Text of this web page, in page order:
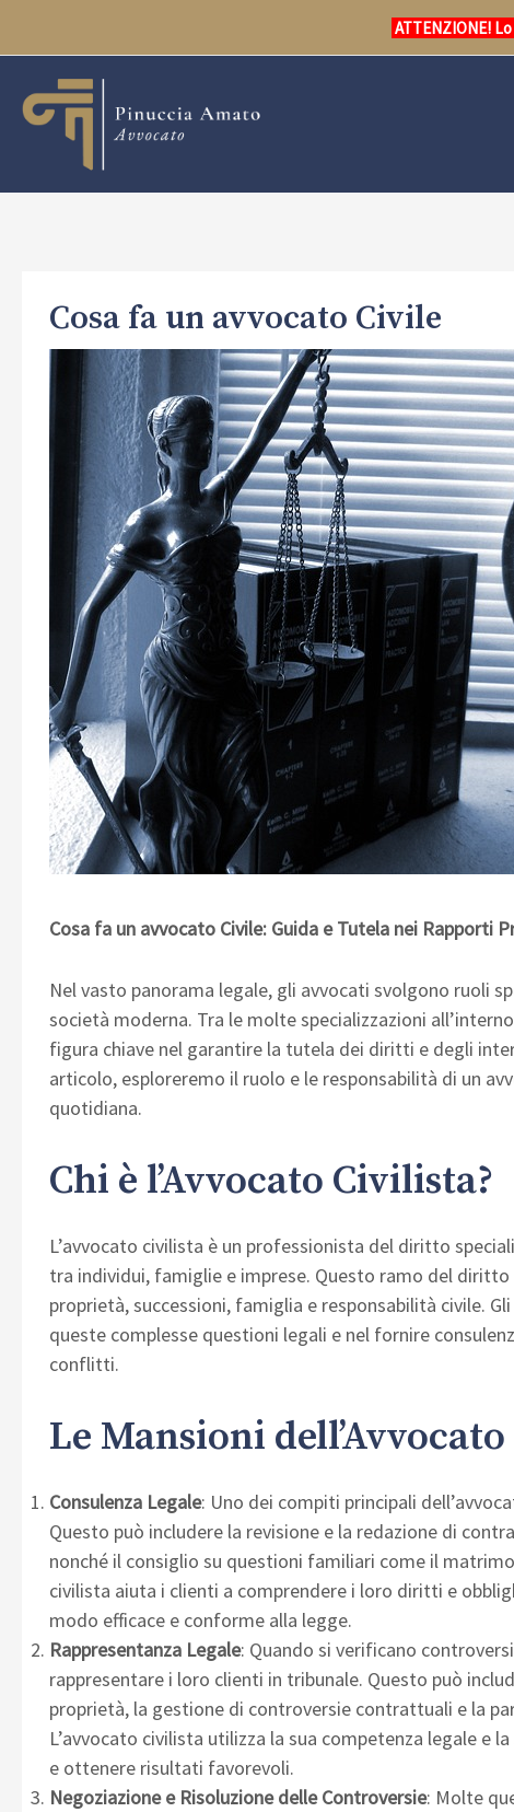
contenuto
ATTENZIONE!
Cosa fa un avvocato Civile
Cosa fa un avvocato Civile: Guida e Tutela nei Rapporti
Nel vasto panorama legale, gli avvocati svolgono ruoli
società moderna. Tra le molte specializzazioni
figura chiave nel garantire la tutela dei diritti e degli
articolo, esploreremo il ruolo e le responsabilità di un
quotidiana.
Chi è l’Avvocato Civilista?
L’avvocato civilista è un professionista del diritto
tra individui, famiglie e imprese. Questo ramo del
proprietà, successioni, famiglia e responsabilità civile.
queste complesse questioni legali e nel fornire
conflitti.
Le Mansioni
Consulenza Legale: Uno dei compiti principali
Questo può includere la revisione e la redazione di
nonché il consiglio su questioni familiari come il
civilista aiuta i clienti a comprendere i loro diritti e
modo efficace e conforme alla legge.
Rappresentanza Legale: Quando si verificano
rappresentare i loro clienti in tribunale. Questo può
proprietà, la gestione di controversie contrattuali e la
L’avvocato civilista utilizza la sua competenza legale e
e ottenere risultati favorevoli.
Negoziazione e Risoluzione delle Controversie: Molte